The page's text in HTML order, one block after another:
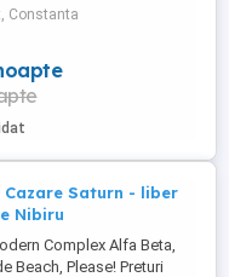
de mers pe jos fata de
este plaja Zanzibar,
Alezzi iar la 2 min de
Lidl. Apartamentul
blocului nou construit,
Constanta
Saturn - liber
Nibiru
Complex Alfa Beta,
Beach, Please! Preturi